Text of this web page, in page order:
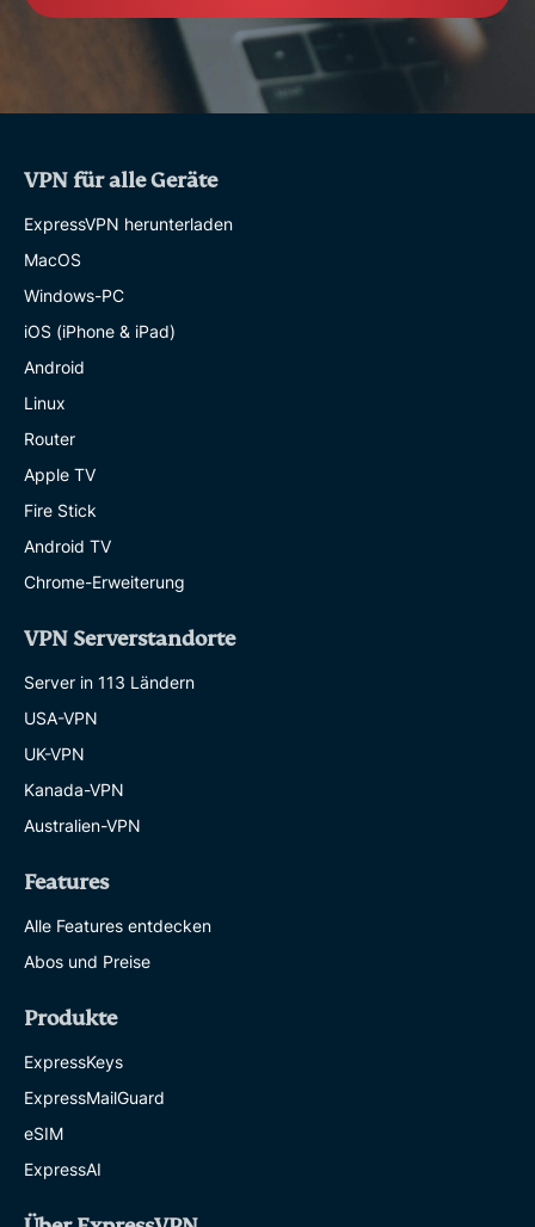
VPN für alle Geräte
ExpressVPN herunterladen
MacOS
Windows-PC
iOS (iPhone & iPad)
Android
Linux
Router
Apple TV
Fire Stick
Android TV
Chrome-Erweiterung
VPN Serverstandorte
Server in 113 Ländern
USA-VPN
UK-VPN
Kanada-VPN
Australien-VPN
Features
Alle Features entdecken
Abos und Preise
Produkte
ExpressKeys
ExpressMailGuard
eSIM
ExpressAI